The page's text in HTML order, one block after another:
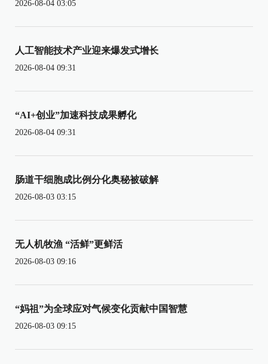
2026-08-04 03:05
人工智能技术产业迎来爆发式增长
2026-08-04 09:31
“AI+创业”加速科技成果孵化
2026-08-04 09:31
肠道干细胞成比例分化奥秘被破解
2026-08-03 03:15
无人机牧渔 “活鲜”更鲜活
2026-08-03 09:16
“妈祖”为全球应对气候变化贡献中国智慧
2026-08-03 09:15